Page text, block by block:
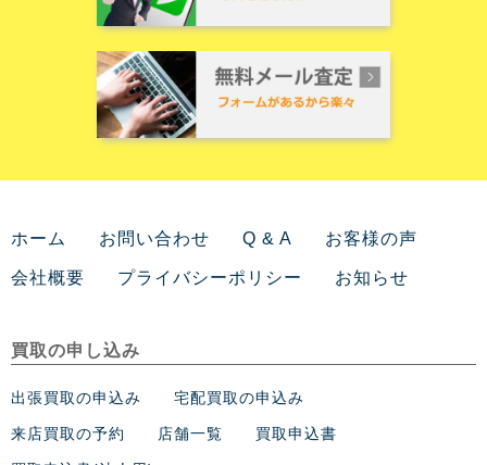
ホーム お問い合わせ Q & A お客様の声
会社概要 プライバシーポリシー お知らせ
買取の申し込み
出張買取の申込み 宅配買取の申込み
来店買取の予約 店舗一覧 買取申込書